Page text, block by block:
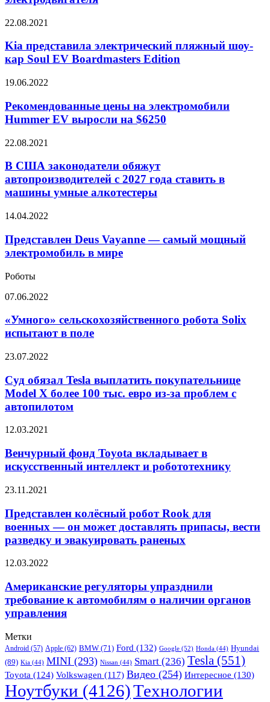
электродвигателя
Kia
электрический
пляжный
шоу-
Soul
Boardmasters
Edition
22.08.2021
Kia представила электрический пляжный шоу-
кар Soul EV Boardmasters Edition
Рекомендованные
на
электромобили
Hummer
выросли
$6250
19.06.2022
Рекомендованные цены на электромобили
Hummer EV выросли на $6250
В
законодатели
автопроизводителей
с
года
машины
алкотестеры
22.08.2021
В США законодатели обяжут
автопроизводителей с 2027 года ставить в
машины умные алкотестеры
Представлен
Vayanne
—
самый
электромобиль
в
мире
14.04.2022
Представлен Deus Vayanne — самый мощный
электромобиль в мире
Роботы
«Умного»
робота
испытают
поле
07.06.2022
«Умного» сельскохозяйственного робота Solix
испытают в поле
Суд
Tesla
выплатить
покупательнице
Model
более
тыс.
евро
за
с
автопилотом
23.07.2022
Суд обязал Tesla выплатить покупательнице
Model X более 100 тыс. евро из-за проблем с
автопилотом
Венчурный
Toyota
вкладывает
в
интеллект
робототехнику
12.03.2021
Венчурный фонд Toyota вкладывает в
искусственный интеллект и робототехнику
Представлен
робот
Rook
для
военных —
может
припасы,
вести
разведку
и
раненых
23.11.2021
Представлен колёсный робот Rook для
военных — он может доставлять припасы, вести
разведку и эвакуировать раненых
Американские
упразднили
требование
к
автомобилям
наличии
органов
управления
12.03.2022
Американские регуляторы упразднили
требование к автомобилям о наличии органов
управления
Метки
Android (57) Apple (62) BMW (71) Ford (132) Google (52) Honda (44) Hyundai
(89) Kia (44) MINI (293) Nissan (44) Smart (236) Tesla (551)
Toyota (124) Volkswagen (117) Видео (254) Интересное (130)
Ноутбуки (4126)Технологии